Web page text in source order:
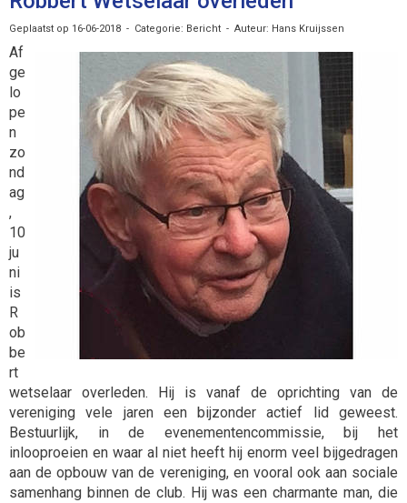
Geplaatst op 16-06-2018 - Categorie: Bericht - Auteur: Hans Kruijssen
Af
ge
lo
pe
n
zo
nd
ag
,
10
ju
ni
is
R
ob
be
rt
wetselaar overleden. Hij is vanaf de oprichting van de
vereniging vele jaren een bijzonder actief lid geweest.
Bestuurlijk, in de evenementencommissie, bij het
inlooproeien en waar al niet heeft hij enorm veel bijgedragen
aan de opbouw van de vereniging, en vooral ook aan sociale
samenhang binnen de club. Hij was een charmante man, die